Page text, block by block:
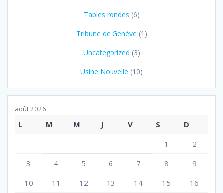
Tables rondes (6)
Tribune de Genève (1)
Uncategorized (3)
Usine Nouvelle (10)
août 2026
L M M J V S
D
1
2
3
4 5 6 7 8
9
10
11 12 13 14 15 16